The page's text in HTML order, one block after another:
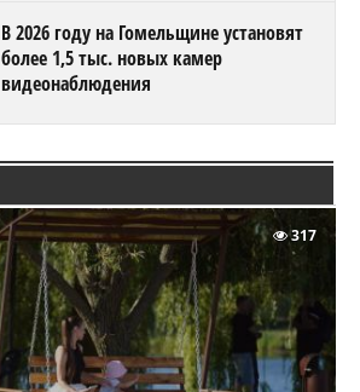
В 2026 году на Гомельщине установят
более 1,5 тыс. новых камер
видеонаблюдения
317